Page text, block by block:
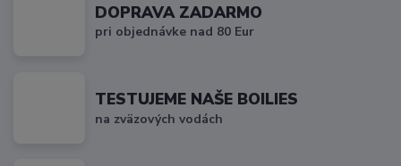
DOPRAVA ZADARMO
pri objednávke nad 80 Eur
TESTUJEME NAŠE BOILIES
na zväzových vodách